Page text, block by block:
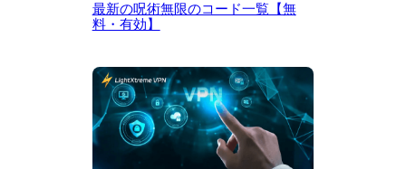
最新の呪術無限のコード一覧【無
料・有効】